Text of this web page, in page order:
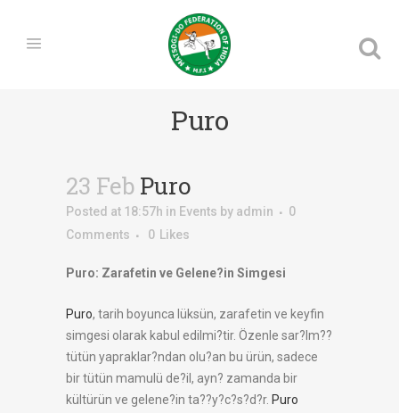
Puro
23 Feb Puro
Posted at 18:57h in Events by admin
0
Comments
0 Likes
Puro: Zarafetin ve Gelene?in Simgesi
Puro, tarih boyunca lüksün, zarafetin ve keyfin
simgesi olarak kabul edilmi?tir. Özenle sar?lm??
tütün yapraklar?ndan olu?an bu ürün, sadece
bir tütün mamulü de?il, ayn? zamanda bir
kültürün ve gelene?in ta??y?c?s?d?r. Puro